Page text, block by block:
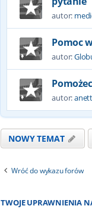
autor:
Pomoc
autor:
autor:anett
NOWY TEMAT
Wróć do wykazu forów
TWOJE UPRAWNIENIA